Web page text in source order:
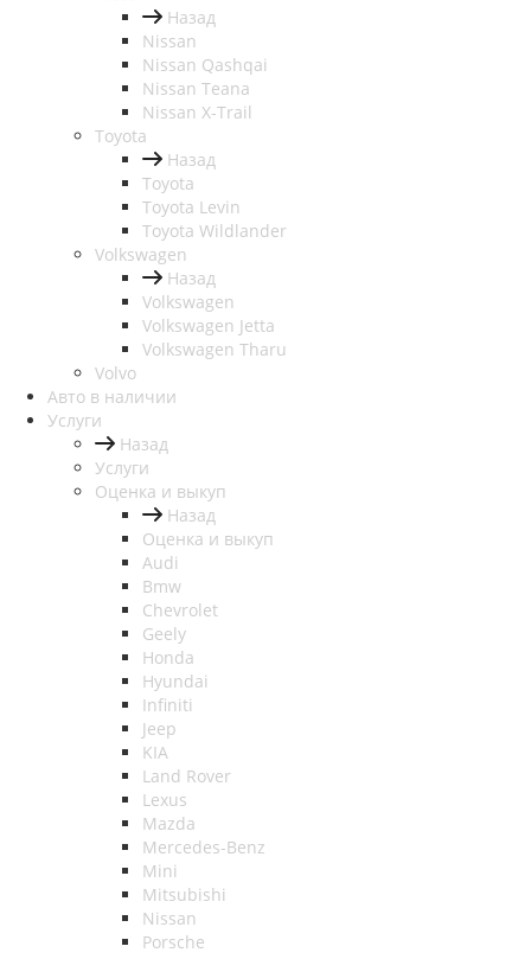
Назад
Nissan
Nissan Qashqai
Nissan Teana
Nissan X-Trail
Toyota
Назад
Toyota
Toyota Levin
Toyota Wildlander
Volkswagen
Назад
Volkswagen
Volkswagen Jetta
Volkswagen Tharu
Volvo
Авто в наличии
Услуги
Назад
Услуги
Оценка и выкуп
Назад
Оценка и выкуп
Audi
Bmw
Chevrolet
Geely
Honda
Hyundai
Infiniti
Jeep
KIA
Land Rover
Lexus
Mazda
Mercedes-Benz
Mini
Mitsubishi
Nissan
Porsche